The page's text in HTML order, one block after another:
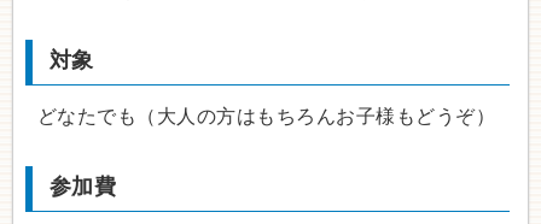
対象
どなたでも（大人の方はもちろんお子様もどうぞ）
参加費